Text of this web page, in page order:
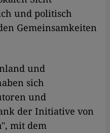
und politisch
Gemeinsamkeiten
und
sich
und
der Initiative von
mit dem